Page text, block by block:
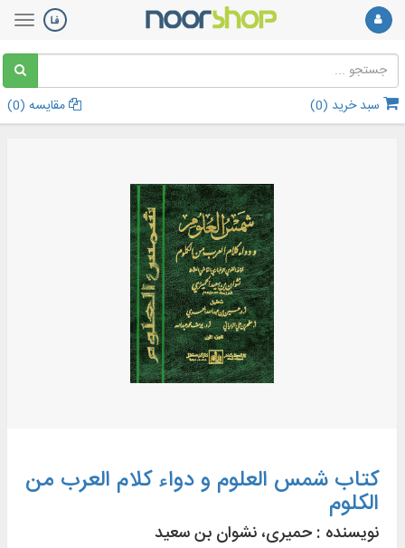
سبد خرید (0
) مقایسه (0
)
کتاب شمس العلوم و دواء کلام العرب من
الکلوم
نویسنده : حمیری، نشوان بن سعید